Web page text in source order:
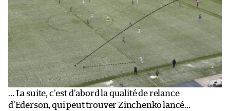
… La suite, c’est d’abord la qualité de relance
d’Ederson, qui peut trouver Zinchenko lancé…